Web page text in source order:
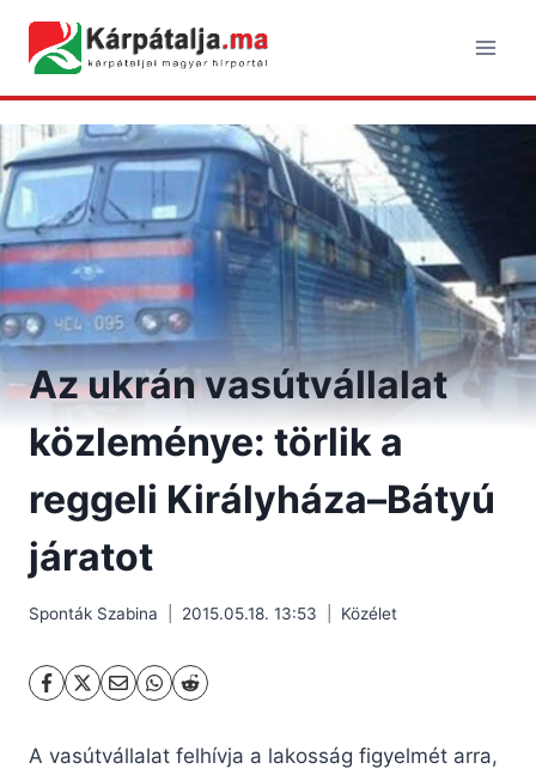
content
Az ukrán vasútvállalat
közleménye: törlik a
reggeli Királyháza–Bátyú
járatot
Sponták Szabina 2015.05.18. 13:53 Közélet
A vasútvállalat felhívja a lakosság figyelmét arra,